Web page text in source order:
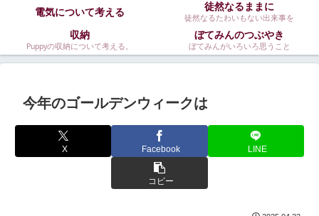
電気について考える 徒然なるままに
徒然なるたわいもない出来事を
収納
Puppyの収納について考える。
ぼてみんのつぶやき
ぼてみんがいろいろ思うこと
今年のゴールデンウィークは
X Facebook LINE
コピー